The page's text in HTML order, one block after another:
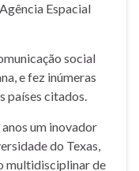
Espacial
social
e fez inúmeras
países citados.
um inovador
do Texas,
multidisciplinar de